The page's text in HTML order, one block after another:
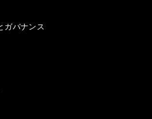
ガバナンス